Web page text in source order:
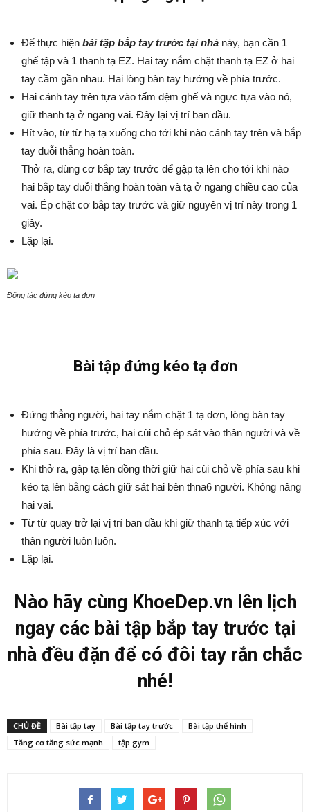
Để thực hiện bài tập bắp tay trước tại nhà này, bạn cần 1
ghế tập và 1 thanh tạ EZ. Hai tay nắm chặt thanh tạ EZ ở hai
tay cầm gần nhau. Hai lòng bàn tay hướng về phía trước.
Hai cánh tay trên tựa vào tấm đệm ghế và ngực tựa vào nó,
giữ thanh tạ ở ngang vai. Đây lại vị trí ban đầu.
Hít vào, từ từ hạ tạ xuống cho tới khi nào cánh tay trên và bắp
tay duỗi thẳng hoàn toàn.
Thở ra, dùng cơ bắp tay trước để gập tạ lên cho tới khi nào
hai bắp tay duỗi thẳng hoàn toàn và tạ ở ngang chiều cao của
vai. Ép chặt cơ bắp tay trước và giữ nguyên vị trí này trong 1
giây.
Lặp lại.
Động tác đứng kéo tạ đơn
Bài tập đứng kéo tạ đơn
Đứng thẳng người, hai tay nắm chặt 1 tạ đơn, lòng bàn tay
hướng về phía trước, hai cùi chỏ ép sát vào thân người và về
phía sau. Đây là vị trí ban đầu.
Khi thở ra, gập tạ lên đồng thời giữ hai cùi chỏ về phía sau khi
kéo tạ lên bằng cách giữ sát hai bên thna6 người. Không nâng
hai vai.
Từ từ quay trở lại vị trí ban đầu khi giữ thanh tạ tiếp xúc với
thân người luôn luôn.
Lặp lại.
Nào hãy cùng KhoeDep.vn lên lịch
ngay các bài tập bắp tay trước tại
nhà đều đặn để có đôi tay rắn chắc
nhé!
CHỦ ĐỀ Bài tập tay Bài tập tay trước
Bài tập thể hình
Tăng cơ tăng sức mạnh
tập gym